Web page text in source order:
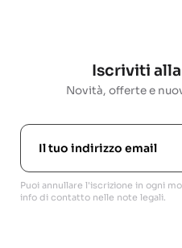
Iscriviti
Novità, offerte e
Puoi annullare l'iscrizione in ogni
info di contatto nelle note legali.